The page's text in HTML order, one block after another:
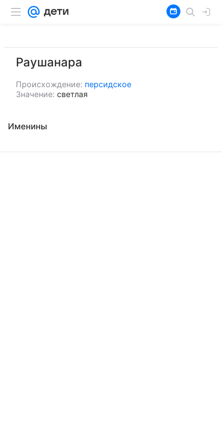
Раушанара
Происхождение: персидское
Значение: светлая
Именины